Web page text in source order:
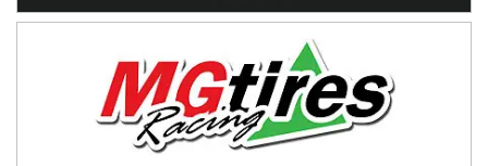
Humboldt (Santa Fe)
NORESTE SANTAFESINO - F6
Ciudad de Avellaneda (Asfalto)
Avellaneda (Santa Fe)
SUR SANTAFESINO - F4